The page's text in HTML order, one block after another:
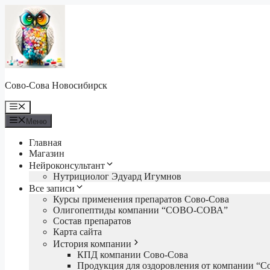
Перейти
содержимому
Сово-Сова Новосибирск
Меню
Меню
Главная
Магазин
Нейроконсультант
Нутрициолог Эдуард Игумнов
Все записи
Курсы применения препаратов Сово-Сова
Олигопептиды компании “СОВО-СОВА”
Состав препаратов
Карта сайта
История компании
КПД компании Сово-Сова
Продукция для оздоровления от компании